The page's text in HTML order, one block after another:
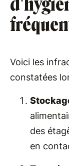
Voici les
constatées
des
en